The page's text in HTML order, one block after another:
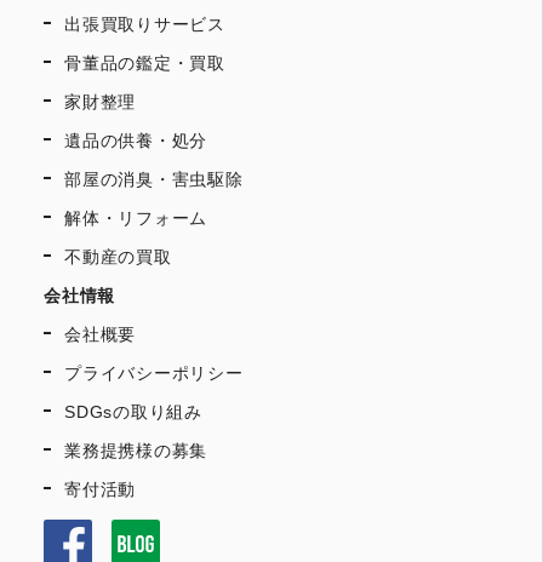
出張買取りサービス
骨董品の鑑定・買取
家財整理
遺品の供養・処分
部屋の消臭・害虫駆除
解体・リフォーム
不動産の買取
会社情報
会社概要
プライバシーポリシー
SDGsの取り組み
業務提携様の募集
寄付活動